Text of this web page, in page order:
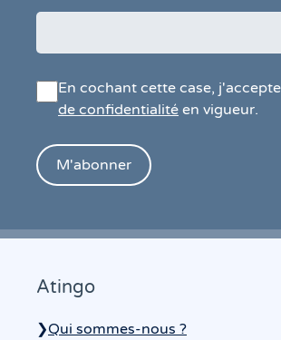
En cochant cette case,
de confidentialité en vigueur.
Atingo
❯Qui sommes-nous ?